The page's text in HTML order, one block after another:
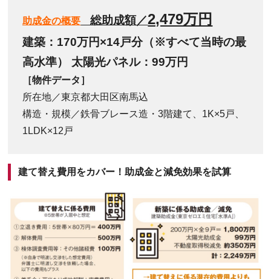
助成金の概要 総助成額／2,479万円
建築：170万円×14戸分（※すべて当時の最
高水準） 太陽光パネル：99万円
［物件データ］
所在地／東京都大田区南馬込
構造・規模／鉄骨ブレース造・3階建て、1K×5戸、
1LDK×12戸
建て替え費用をカバー！助成金と減免効果を試算